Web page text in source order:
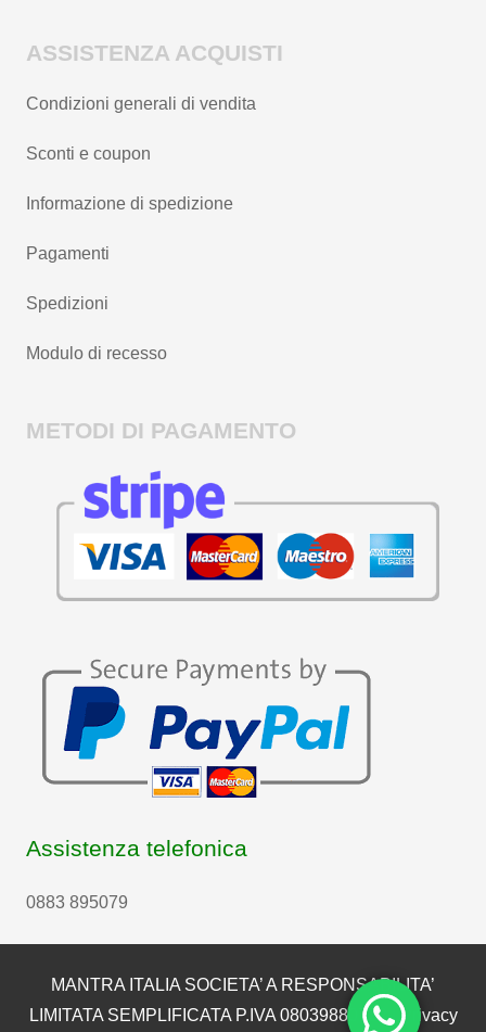
ASSISTENZA ACQUISTI
Condizioni generali di vendita
Sconti e coupon
Informazione di spedizione
Pagamenti
Spedizioni
Modulo di recesso
METODI DI PAGAMENTO
Assistenza telefonica
0883 895079
MANTRA ITALIA SOCIETA’ A RESPONSABILITA’
LIMITATA SEMPLIFICATA P.IVA 08039880722 | Privacy